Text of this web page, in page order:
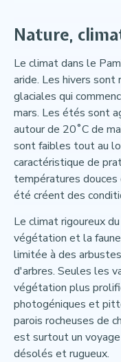
Nature,
Le climat dans le
aride. Les hivers sont
glaciales qui
mars. Les étés sont
autour de 20˚C de
sont faibles tout au
caractéristique de
températures
été créent des
Le climat rigoureux
végétation et la
limitée à des
d'arbres. Seules les
végétation plus
photogéniques et
parois rocheuses de
est surtout un
désolés et rugueux.